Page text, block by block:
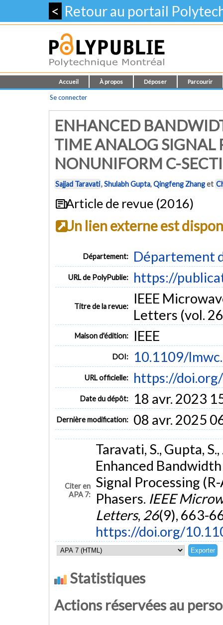
< Retour au portail
Accueil À propos Déposer Parcourir
Se connecter
ENHANCED
TIME ANALOG SIGNAL
NONUNIFORM C-
Sajjad Taravati,Shulabh Gupta,Qingfeng Zhanget
Article de revue (2016)
Un lien externe est
Département: Département
URL de PolyPublie: https://
Titre de la revue:
IEEE
Letters (vol.
Maison d'édition: IEEE
DOI: 10.1109/
URL officielle: https://
Date du dépôt: 18 avr. 2023
Dernière modification: 08 avr. 2025
Citer en
APA 7:
Taravati, S., Gupta,
Enhanced
Signal Processing
Phasers. IEEE
Letters, 26(9), 663-
https://doi.org/
Statistiques
Actions réservées au